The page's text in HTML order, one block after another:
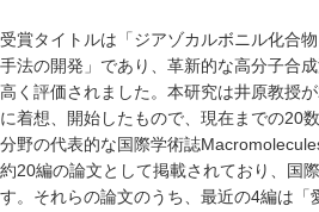
受賞タイトルは「ジアゾカルボニル化合
手法の開発」であり、革新的な高分子合
高く評価されました。本研究は井原教授
に着想、開始したもので、現在までの20
分野の代表的な国際学術誌
約20編の論文として掲載されており、国
す。それらの論文のうち、最近の4編は「